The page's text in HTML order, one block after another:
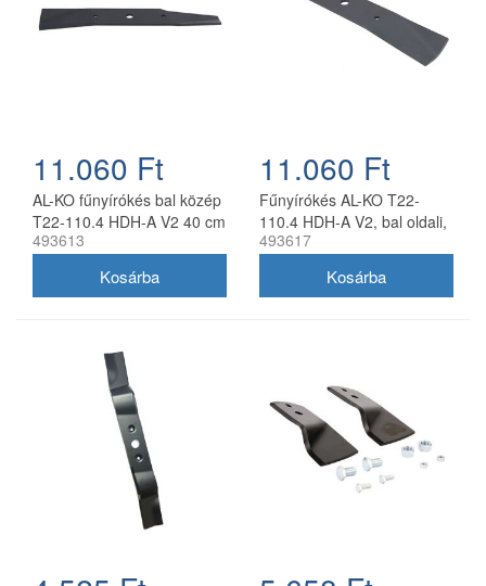
11.060 Ft
AL-KO fűnyírókés bal közép
T22-110.4 HDH-A V2 40 cm
493613
11.060 Ft
Fűnyírókés AL-KO T22-
110.4 HDH-A V2, bal oldali,
40 cm
493617